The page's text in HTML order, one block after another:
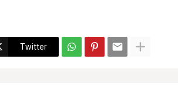
Twitter